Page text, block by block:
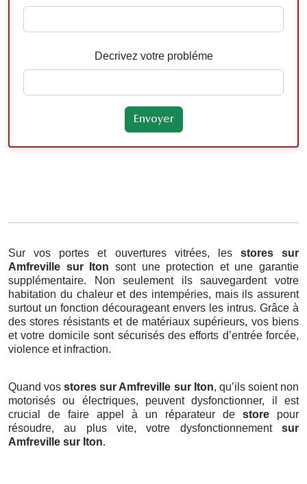
Decrivez votre probléme
Sur vos portes et ouvertures vitrées, les stores
sur
Amfreville sur Iton sont une protection et une garantie
supplémentaire. Non seulement ils sauvegardent votre
habitation du chaleur et des intempéries, mais ils assurent
surtout un fonction décourageant envers les intrus. Grâce à
des stores résistants et de matériaux supérieurs, vos biens
et votre domicile sont sécurisés des efforts d’entrée forcée,
violence et infraction.
Quand vosstores sur Amfreville sur Iton, qu’ils soient non
motorisés ou électriques, peuvent dysfonctionner, il est
crucial de faire appel à un réparateur de store pour
résoudre, au plus vite, votre dysfonctionnement sur
Amfreville sur Iton.